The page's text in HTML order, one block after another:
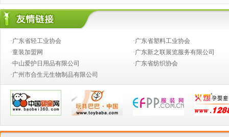
·广州市臻浩玥贸易发展有限公司
·清远英德母婴世界连锁
·茂名爱婴世界母婴连锁
·深圳市童乐天使母婴用品有限公司
·广州乖玉宝妇婴用品有限公司
·广东省轻工业协会
·广东省塑料工业协会
·童装加盟网
·广东新之联展览服务有限公司
·中山爱护日用品有限公司
·广东省纺织协会
·广州市合生元生物制品有限公司